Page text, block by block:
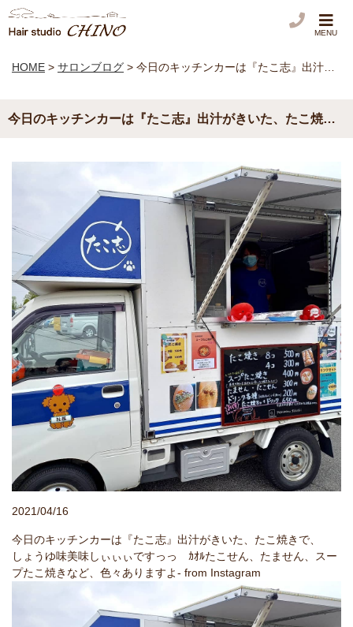
MENU
HOME > サロンブログ > 今日のキッチンカーは『たこ志』出汁がきいた、たこ焼きで、しょうゆ味美味しぃぃぃですっっ ｶｵﾙたこせん、たません、スープたこ焼きなど、色々ありますよ – from Instagram
今日のキッチンカーは『たこ志』出汁がきいた、たこ焼きで、しょうゆ味美味しぃぃぃですっっ ｶｵﾙたこせん、たません、スープたこ焼きなど、色々ありますよ – from Instagram
2021/04/16
今日のキッチンカーは『たこ志』出汁がきいた、たこ焼きで、
しょうゆ味美味しぃぃぃですっっ ｶｵﾙたこせん、たません、スー
プたこ焼きなど、色々ありますよ- from Instagram